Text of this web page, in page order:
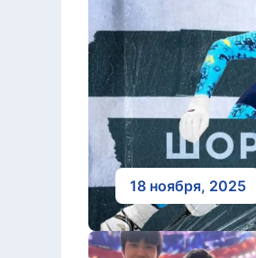
18 ноября, 2025